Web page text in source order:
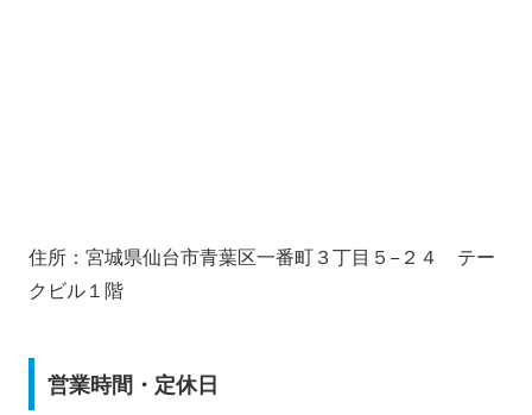
住所：宮城県仙台市青葉区一番町３丁目５−２４ テー
クビル１階
営業時間・定休日